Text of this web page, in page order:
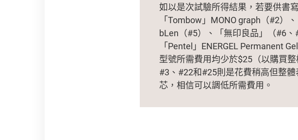
如以是次試驗所得結果，若要供書
「Tombow」MONO graph（#2）
bLen（#5）、「無印良品」（#6
「Pentel」ENERGEL Permanent
型號所需費用均少於$25（以購買
#3、#22和#25則是花費稍高但整
芯，相信可以調低所需費用。